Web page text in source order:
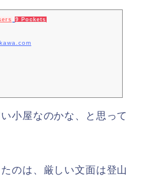
9 Pockets
小屋なのかな、と思って
のは、厳しい文面は登山